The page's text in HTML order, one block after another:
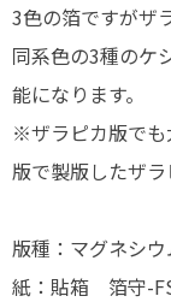
3色の箔ですがザ
同系色の3種のケ
能になります。
※ザラピカ版でも
版で製版したザラ
版種：マグネシ
紙：貼箱 箔守-